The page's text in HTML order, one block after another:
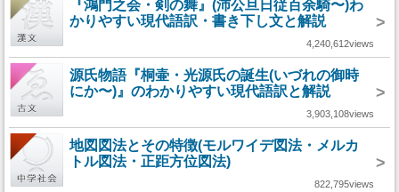
『鴻門之会・剣の舞』(沛公旦日従百余騎〜)わ
かりやすい現代語訳・書き下し文と解説
>
4,240,612views
源氏物語『桐壷・光源氏の誕生(いづれの御時
にか〜)』のわかりやすい現代語訳と解説
>
3,903,108views
地図図法とその特徴(モルワイデ図法・メルカ
トル図法・正距方位図法)
>
822,795views